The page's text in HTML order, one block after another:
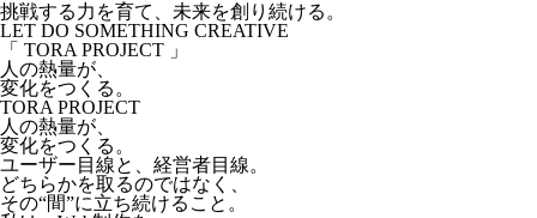
挑戦する力を育て、未来を創り続ける。
LET DO SOMETHING CREATIVE
「 TORA PROJECT 」
人の熱量が、
変化をつくる。
TORA PROJECT
人の熱量が、
変化をつくる。
ユーザー目線と、経営者目線。
どちらかを取るのではなく、
その“間”に立ち続けること。